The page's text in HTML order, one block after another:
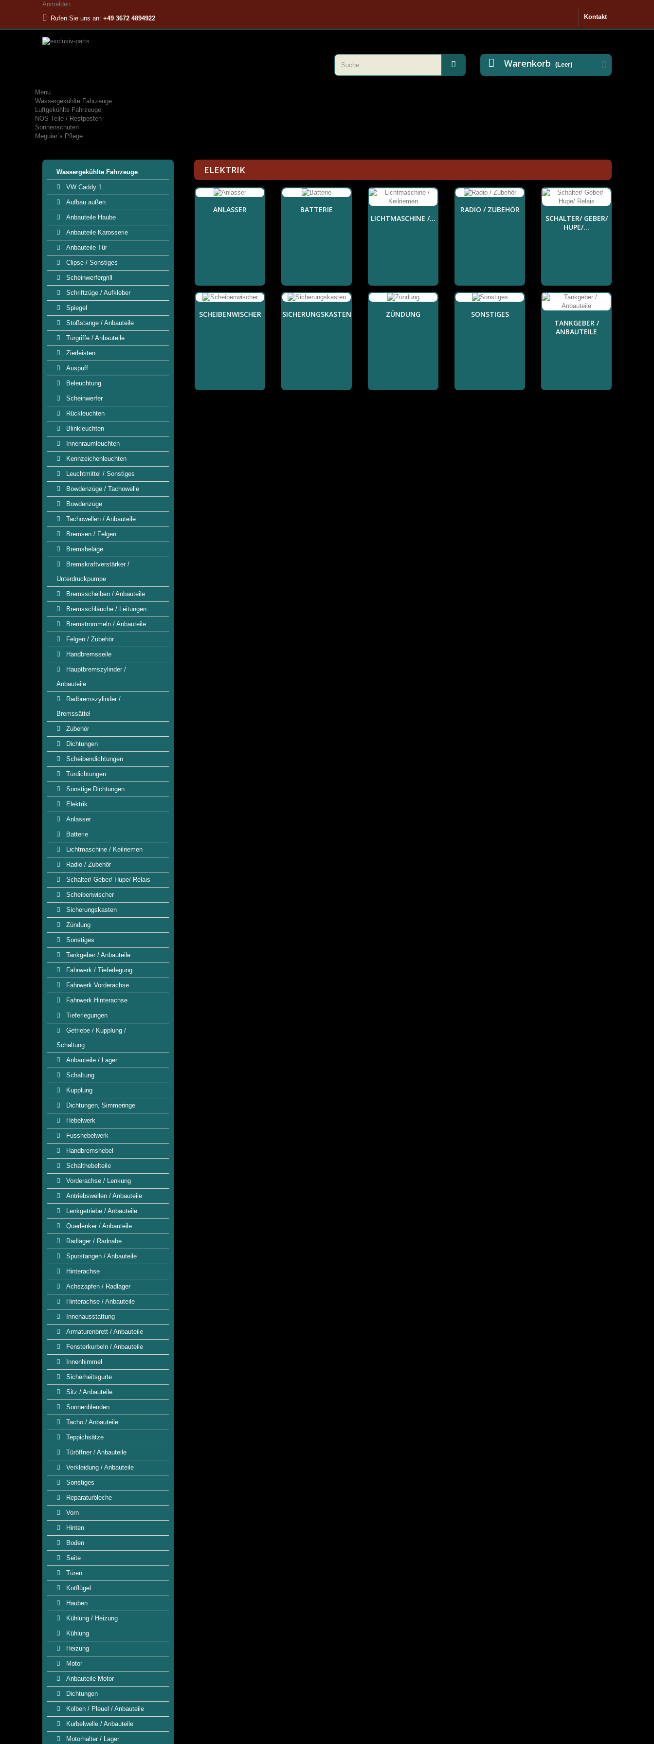
Anmelden
Kontakt
Rufen Sie uns an: +49 3672 4894922
Warenkorb (Leer)
Menu
Wassergekühlte Fahrzeuge
Luftgekühlte Fahrzeuge
NOS Teile / Restposten
Sonnenschuten
Meguiar`s Pflege
Wassergekühlte Fahrzeuge
VW Caddy 1
Aufbau außen
Anbauteile Haube
Anbauteile Karosserie
Anbauteile Tür
Clipse / Sonstiges
Scheinwerfergrill
Schriftzüge / Aufkleber
Spiegel
Stoßstange / Anbauteile
Türgriffe / Anbauteile
Zierleisten
Auspuff
Beleuchtung
Scheinwerfer
Rückleuchten
Blinkleuchten
Innenraumleuchten
Kennzeichenleuchten
Leuchtmittel / Sonstiges
Bowdenzüge / Tachowelle
Bowdenzüge
Tachowellen / Anbauteile
Bremsen / Felgen
Bremsbeläge
Bremskraftverstärker /
Unterdruckpumpe
Bremsscheiben / Anbauteile
Bremsschläuche / Leitungen
Bremstrommeln / Anbauteile
Felgen / Zubehör
Handbremsseile
Hauptbremszylinder /
Anbauteile
Radbremszylinder /
Bremssättel
Zubehör
Dichtungen
Scheibendichtungen
Türdichtungen
Sonstige Dichtungen
Elektrik
Anlasser
Batterie
Lichtmaschine / Keilriemen
Radio / Zubehör
Schalter/ Geber/ Hupe/ Relais
Scheibenwischer
Sicherungskasten
Zündung
Sonstiges
Tankgeber / Anbauteile
Fahrwerk / Tieferlegung
Fahrwerk Vorderachse
Fahrwerk Hinterachse
Tieferlegungen
Getriebe / Kupplung /
Schaltung
Anbauteile / Lager
Schaltung
Kupplung
Dichtungen, Simmeringe
Hebelwerk
Fusshebelwerk
Handbremshebel
Schalthebelteile
Vorderachse / Lenkung
Antriebswellen / Anbauteile
Lenkgetriebe / Anbauteile
Querlenker / Anbauteile
Radlager / Radnabe
Spurstangen / Anbauteile
Hinterachse
Achszapfen / Radlager
Hinterachse / Anbauteile
Innenausstattung
Armaturenbrett / Anbauteile
Fensterkurbeln / Anbauteile
Innenhimmel
Sicherheitsgurte
Sitz / Anbauteile
Sonnenblenden
Tacho / Anbauteile
Teppichsätze
Türöffner / Anbauteile
Verkleidung / Anbauteile
Sonstiges
Reparaturbleche
Vorn
Hinten
Boden
Seite
Türen
Kotflügel
Hauben
Kühlung / Heizung
Kühlung
Heizung
Motor
Anbauteile Motor
Dichtungen
Kolben / Pleuel / Anbauteile
Kurbelwelle / Anbauteile
Motorhalter / Lager
ELEKTRIK
ANLASSER
BATTERIE
LICHTMASCHINE /...
RADIO / ZUBEHÖR
SCHALTER/ GEBER/
HUPE/...
SCHEIBENWISCHER SICHERUNGSKASTEN ZÜNDUNG
SONSTIGES
TANKGEBER /
ANBAUTEILE